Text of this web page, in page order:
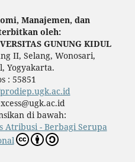
Manajemen, dan
oleh:
GUNUNG KIDUL
II, Selang, Wonosari,
Yogyakarta.
: 55851
di bawah:
Atribusi - Berbagi Serupa